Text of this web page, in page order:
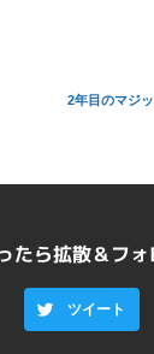
2年目のマジ
たら拡散＆フォ
ツイート